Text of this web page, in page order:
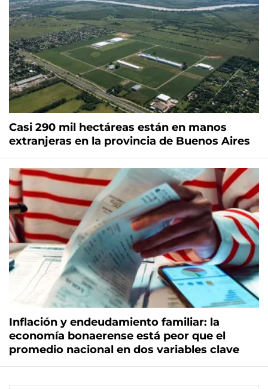
Casi 290 mil hectáreas están en manos
extranjeras en la provincia de Buenos Aires
Inflación y endeudamiento familiar: la
economía bonaerense está peor que el
promedio nacional en dos variables clave